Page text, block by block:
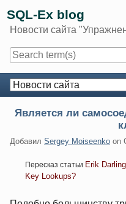
content
SQL-Ex blog
Новости сайта
Navigation
Является ли
Добавил Sergey Moiseenko on
Пересказ статьи Erik
Key Lookups?